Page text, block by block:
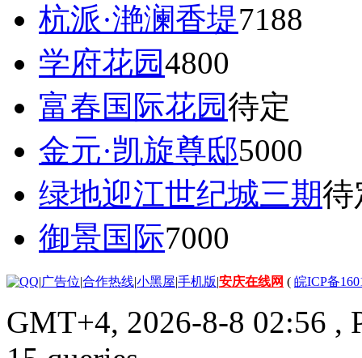
杭派·滟澜香堤7188
学府花园4800
富春国际花园待定
金元·凯旋尊邸5000
绿地迎江世纪城三期待
御景国际7000
|广告位|合作热线|小黑屋|手机版|安庆在线网 ( 皖ICP备
GMT+4, 2026-8-8 02:56 ,